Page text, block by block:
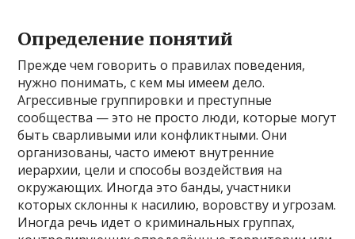
Определение понятий
Прежде чем говорить о правилах поведения,
нужно понимать, с кем мы имеем дело.
Агрессивные группировки и преступные
сообщества — это не просто люди, которые могут
быть сварливыми или конфликтными. Они
организованы, часто имеют внутренние
иерархии, цели и способы воздействия на
окружающих. Иногда это банды, участники
которых склонны к насилию, воровству и угрозам.
Иногда речь идет о криминальных группах,